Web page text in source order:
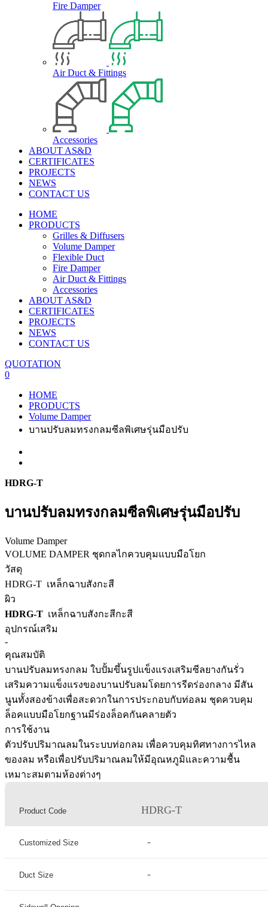
Fire Damper
Air Duct & Fittings
Accessories
ABOUT AS&D
CERTIFICATES
PROJECTS
NEWS
CONTACT US
HOME
PRODUCTS
Grilles & Diffusers
Volume Damper
Flexible Duct
Fire Damper
Air Duct & Fittings
Accessories
ABOUT AS&D
CERTIFICATES
PROJECTS
NEWS
CONTACT US
QUOTATION
0
HOME
PRODUCTS
Volume Damper
บานปรับลมทรงกลมซีลพิเศษรุ่นมือปรับ
HDRG-T
บานปรับลมทรงกลมซีลพิเศษรุ่นมือปรับ
Volume Damper
VOLUME DAMPER ชุดกลไกควบคุมแบบมือโยก
วัสดุ
HDRG-T เหล็กฉาบสังกะสี
ผิว
HDRG-T เหล็กฉาบสังกะสีกะสี
อุปกรณ์เสริม
-
คุณสมบัติ
บานปรับลมทรงกลม ใบปั้มขึ้นรูปแข็งแรงเสริมซีลยางกันรั่ว
เสริมความแข็งแรงของบานปรับลมโดยการรีดร่องกลาง มีสัน
นูนทั้งสองข้างเพื่อสะดวกในการประกอบกับท่อลม ชุดควบคุม
ล็อคแบบมือโยกฐานมีร่องล็อคกันคลายตัว
การใช้งาน
ตัวปรับปริมาณลมในระบบท่อกลม เพื่อควบคุมทิศทางการไหล
ของลม หรือเพื่อปรับปริมาณลมให้มีอุณหภูมิและความชื้น
เหมาะสมตามห้องต่างๆ
Product Code HDRG-T
Customized Size -
Duct Size -